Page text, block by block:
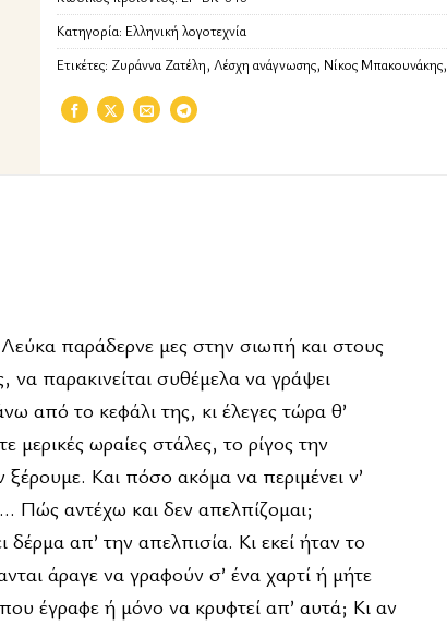
Κατηγορία: Ελληνική λογοτεχνία
Ετικέτες: Ζυράννα Ζατέλη, Λέσχη ανάγνωσης, Νίκος Μπακουνάκης,
Λεύκα παράδερνε μες στην σιωπή και στους
παρακινείται συθέμελα να γράψει
από το κεφάλι της, κι έλεγες τώρα θ’
μερικές ωραίες στάλες, το ρίγος την
Και πόσο ακόμα να περιμένει ν’
Πώς αντέχω και δεν απελπίζομαι;
απ’ την απελπισία. Κι εκεί ήταν το
άραγε να γραφούν σ’ ένα χαρτί ή μήτε
έγραφε ή μόνο να κρυφτεί απ’ αυτά; Κι αν